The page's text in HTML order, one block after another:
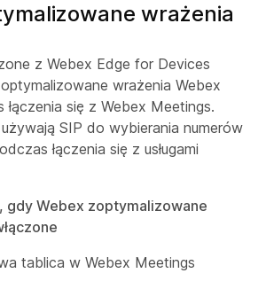
wrażenia
z Webex Edge for Devices
wrażenia Webex
się z Webex Meetings.
SIP do wybierania numerów
łączenia się z usługami
gdy Webex zoptymalizowane
tablica w Webex Meetings